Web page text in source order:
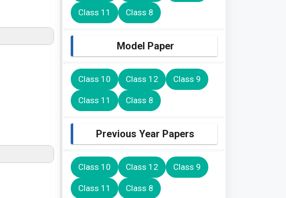
Class 11 Class 8
Model Paper
Class 10 Class 12 Class 9
Class 11 Class 8
Previous Year Papers
Class 10 Class 12 Class 9
Class 11 Class 8